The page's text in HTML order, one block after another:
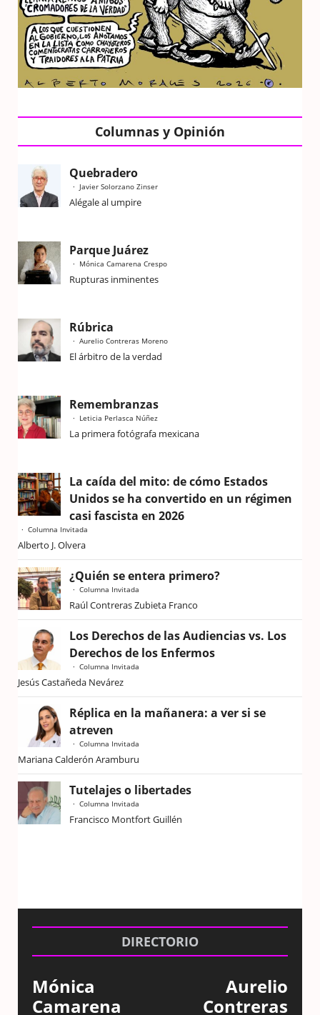
Columnas y Opinión
Quebradero
Javier Solorzano Zinser
Alégale al umpire
Parque Juárez
Mónica Camarena Crespo
Rupturas inminentes
Rúbrica
Aurelio Contreras Moreno
El árbitro de la verdad
Remembranzas
Leticia Perlasca Núñez
La primera fotógrafa mexicana
La caída del mito: de cómo Estados
Unidos se ha convertido en un régimen
casi fascista en 2026
Columna Invitada
Alberto J. Olvera
¿Quién se entera primero?
Columna Invitada
Raúl Contreras Zubieta Franco
Los Derechos de las Audiencias vs. Los
Derechos de los Enfermos
Columna Invitada
Jesús Castañeda Nevárez
Réplica en la mañanera: a ver si se
atreven
Columna Invitada
Mariana Calderón Aramburu
Tutelajes o libertades
Columna Invitada
Francisco Montfort Guillén
DIRECTORIO
Mónica
Camarena
Aurelio
Contreras